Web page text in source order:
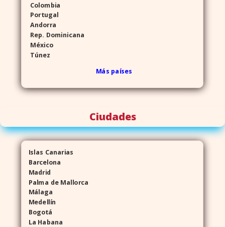
Colombia
Portugal
Andorra
Rep. Dominicana
México
Túnez
Más países
Ciudades
Islas Canarias
Barcelona
Madrid
Palma de Mallorca
Málaga
Medellín
Bogotá
La Habana